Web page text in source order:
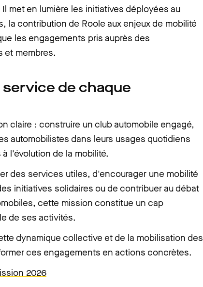
met en lumière les initiatives déployées au
la contribution de Roole aux enjeux de mobilité
les engagements pris auprès des
et membres.
service de chaque
claire : construire un club automobile engagé,
automobilistes dans leurs usages quotidiens
l'évolution de la mobilité.
des services utiles, d'encourager une mobilité
initiatives solidaires ou de contribuer au débat
cette mission constitue un cap
de ses activités.
dynamique collective et de la mobilisation des
ces engagements en actions concrètes.
2026